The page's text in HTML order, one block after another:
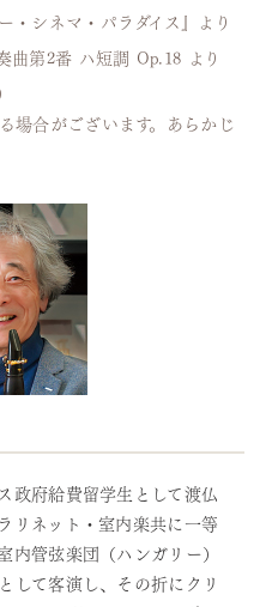
・シネマ・パラダイス』より
曲第2番 ハ短調 Op.18 より
場合がございます。あらかじ
政府給費留学生として渡仏
リネット・室内楽共に一等
管弦楽団（ハンガリー）
して客演し、その折にクリ